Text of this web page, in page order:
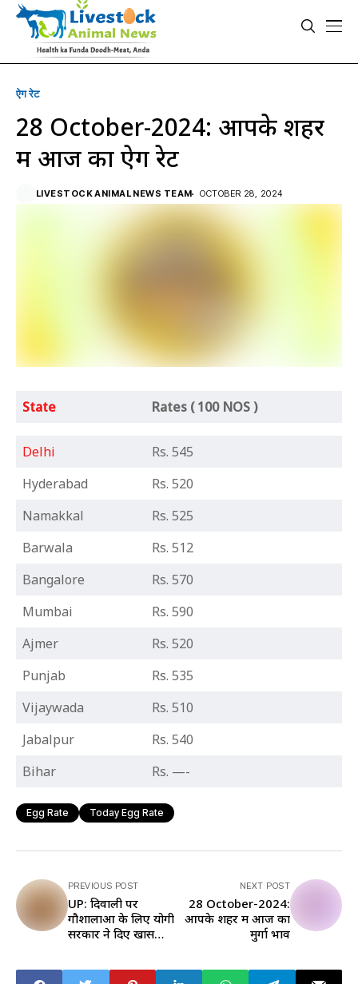
ऐग रेट
28 October-2024: आपके शहर
में आज का ऐग रेट
LIVESTOCK ANIMAL NEWS TEAM OCTOBER 28, 2024
State Rates ( 100 NOS )
Delhi
Rs. 545
Hyderabad
Rs. 520
Namakkal
Rs. 525
Barwala
Rs. 512
Bangalore
Rs. 570
Mumbai
Rs. 590
Ajmer
Rs. 520
Punjab
Rs. 535
Vijaywada
Rs. 510
Jabalpur
Rs. 540
Bihar
Rs. —-
Egg Rate Today Egg Rate
PREVIOUS POST
UP: दिवाली पर
गौशालाओं के लिए योगी
सरकार ने दिए खास
NEXT POST
28 October-2024:
आपके शहर में आज का
मुर्गा भाव